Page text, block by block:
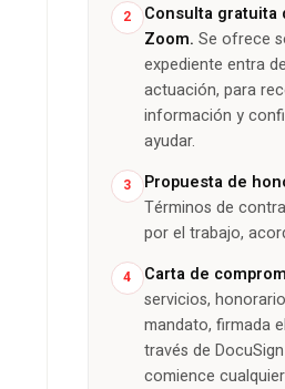
2
Consulta gratuita
Zoom. Se ofrece
expediente entra
actuación, para
información y
ayudar.
3
Propuesta de
Términos de
por el trabajo,
4 Carta de
servicios,
mandato, firmada
través de
comience